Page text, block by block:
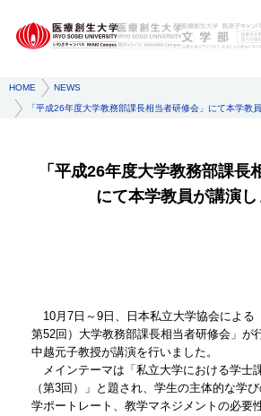
HOME NEWS
「平成26年度大学教務部課長相当者研修会」にて本学教
「平成26年度大学教務部課長
にて本学教員が講演し
10月7日～9日、日本私立大学協会による
第52回）大学教務部課長相当者研修会」が
中越元子教授が講演を行いました。
メインテーマは「私立大学における学士
（第3回）」と題され、学生の主体的な学
学ポートレート、教学マネジメントの必要